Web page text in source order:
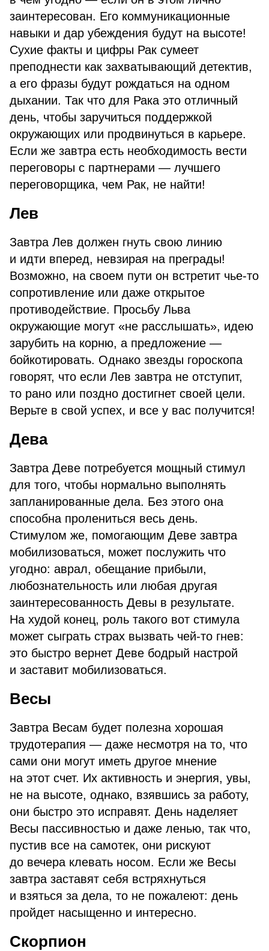
заинтересован. Его коммуникационные
навыки и дар убеждения будут на высоте!
Сухие факты и цифры Рак сумеет
преподнести как захватывающий детектив,
а его фразы будут рождаться на одном
дыхании. Так что для Рака это отличный
день, чтобы заручиться поддержкой
окружающих или продвинуться в карьере.
Если же завтра есть необходимость вести
переговоры с партнерами — лучшего
переговорщика, чем Рак, не найти!
Лев
Завтра Лев должен гнуть свою линию
и идти вперед, невзирая на преграды!
Возможно, на своем пути он встретит чье-то
сопротивление или даже открытое
противодействие. Просьбу Льва
окружающие могут «не расслышать», идею
зарубить на корню, а предложение —
бойкотировать. Однако звезды гороскопа
говорят, что если Лев завтра не отступит,
то рано или поздно достигнет своей цели.
Верьте в свой успех, и все у вас получится!
Дева
Завтра Деве потребуется мощный стимул
для того, чтобы нормально выполнять
запланированные дела. Без этого она
способна пролениться весь день.
Стимулом же, помогающим Деве завтра
мобилизоваться, может послужить что
угодно: аврал, обещание прибыли,
любознательность или любая другая
заинтересованность Девы в результате.
На худой конец, роль такого вот стимула
может сыграть страх вызвать чей-то гнев:
это быстро вернет Деве бодрый настрой
и заставит мобилизоваться.
Весы
Завтра Весам будет полезна хорошая
трудотерапия — даже несмотря на то, что
сами они могут иметь другое мнение
на этот счет. Их активность и энергия, увы,
не на высоте, однако, взявшись за работу,
они быстро это исправят. День наделяет
Весы пассивностью и даже ленью, так что,
пустив все на самотек, они рискуют
до вечера клевать носом. Если же Весы
завтра заставят себя встряхнуться
и взяться за дела, то не пожалеют: день
пройдет насыщенно и интересно.
Скорпион